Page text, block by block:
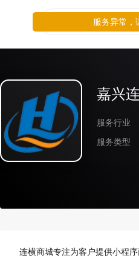
嘉兴
服务行业
服务类型
连横商城专注为客户提供小程
服务异常，